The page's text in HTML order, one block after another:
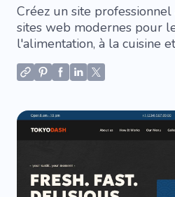
Créez un site
sites web modernes pour
l'alimentation, à la cuisine